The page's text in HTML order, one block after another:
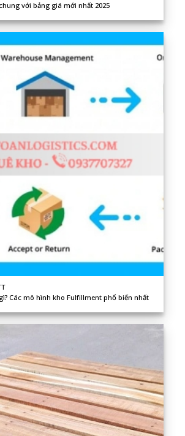
với bảng giá mới nhất 2025
Các mô hình kho Fulfillment phổ biến nhất